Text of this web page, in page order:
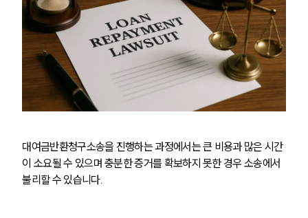
대여금반환청구소송을 진행하는 과정에서는 큰 비용과 많은 시간
이 소요될 수 있으며 충분한 증거를 확보하지 못한 경우 소송에서
불리할 수 있습니다.